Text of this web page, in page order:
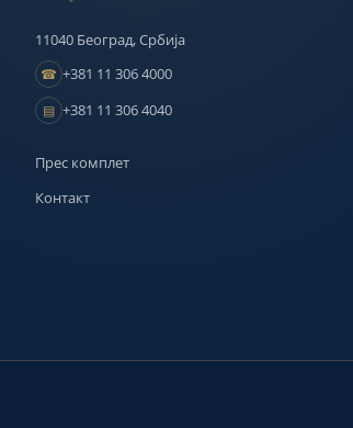
11040 Београд, Србија
☎ +381 11 306 4000
▤ +381 11 306 4040
Прес комплет
Контакт